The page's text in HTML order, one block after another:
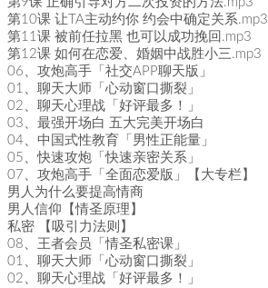
第10课 让TA主动约你 约会中确定关系.mp3
第11课 被前任拉黑 也可以成功挽回.mp3
第12课 如何在恋爱、婚姻中战胜小三.mp3
06、攻炮高手「社交APP聊天版」
01、聊天大师「心动窗口撕裂」
02、聊天心理战「好评最多！」
03、最强开场白 五大完美开场白
04、中国式性教育「男性正能量」
05、快速攻炮「快速亲密关系」
07、攻炮高手「全面恋爱版」【大专栏】
男人为什么要提高情商
男人信仰【情圣原理】
私密 【吸引力法则】
08、王者会员「情圣私密课」
01、聊天大师「心动窗口撕裂」
02、聊天心理战「好评最多！」